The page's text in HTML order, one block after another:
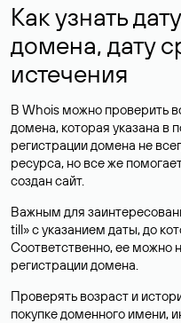
Как узнать
домена, дату
истечения
В Whois можно проверить
домена, которая указана в
регистрации домена не
ресурса, но все же
создан сайт.
Важным для
till» с указанием даты, до
Соответственно, ее можно
регистрации домена.
Проверять возраст и
покупке доменного имени,